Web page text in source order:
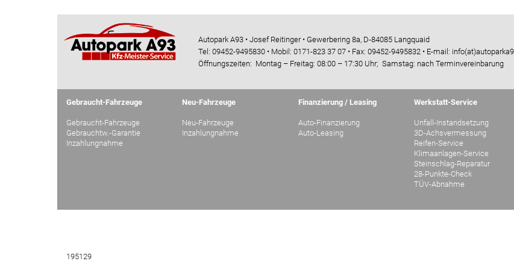
Autopark A93 • Josef Reitinger • Gewerbering 8a, D-84085 Langquaid
Tel: 09452-9495830 • Mobil: 0171-823 37 07 • Fax: 09452-9495832 • E-mail:
Öffnungszeiten: Montag – Freitag: 08:00 – 17:30 Uhr; Samstag: nach Terminvereinbarung
Gebraucht-Fahrzeuge
Gebraucht-Fahrzeuge
Gebrauchtw.-Garantie
Inzahlungnahme
Neu-Fahrzeuge
Neu-Fahrzeuge
Inzahlungnahme
Finanzierung / Leasing
Auto-Finanzierung
Auto-Leasing
Werkstatt-Service
Unfall-Instandsetzung
3D-Achsvermessung
Reifen-Service
Klimaanlagen-Service
Steinschlag-Reparatur
28-Punkte-Check
TÜV-Abnahme
195129